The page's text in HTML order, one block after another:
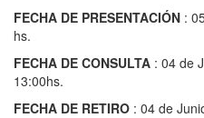
FECHA DE PRESENTACIÓN :
hs.
FECHA DE CONSULTA : 04 de
13:00hs.
FECHA DE RETIRO : 04 de